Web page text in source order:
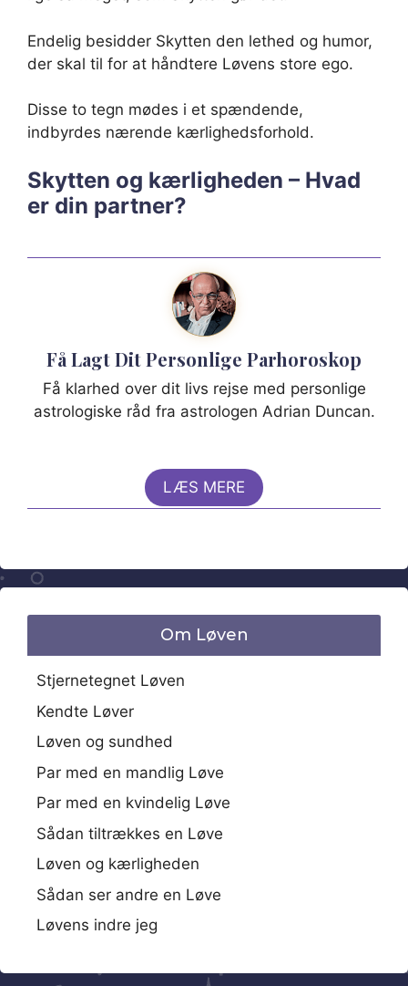
Endelig besidder Skytten den lethed og humor,
der skal til for at håndtere Løvens store ego.
Disse to tegn mødes i et spændende,
indbyrdes nærende kærlighedsforhold.
Skytten og kærligheden – Hvad
er din partner?
Få Lagt Dit Personlige Parhoroskop
Få klarhed over dit livs rejse med personlige
astrologiske råd fra astrologen Adrian Duncan.
LÆS MERE
Om Løven
Stjernetegnet Løven
Kendte Løver
Løven og sundhed
Par med en mandlig Løve
Par med en kvindelig Løve
Sådan tiltrækkes en Løve
Løven og kærligheden
Sådan ser andre en Løve
Løvens indre jeg